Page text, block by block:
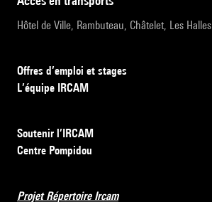
Hôtel de Ville, Rambuteau, Châtelet, Les Halles
Offres d’emploi et stages
L’équipe IRCAM
Soutenir l’IRCAM
Centre Pompidou
Projet Répertoire Ircam